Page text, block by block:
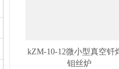
kZM-10-12微小型真空钎
钼丝炉